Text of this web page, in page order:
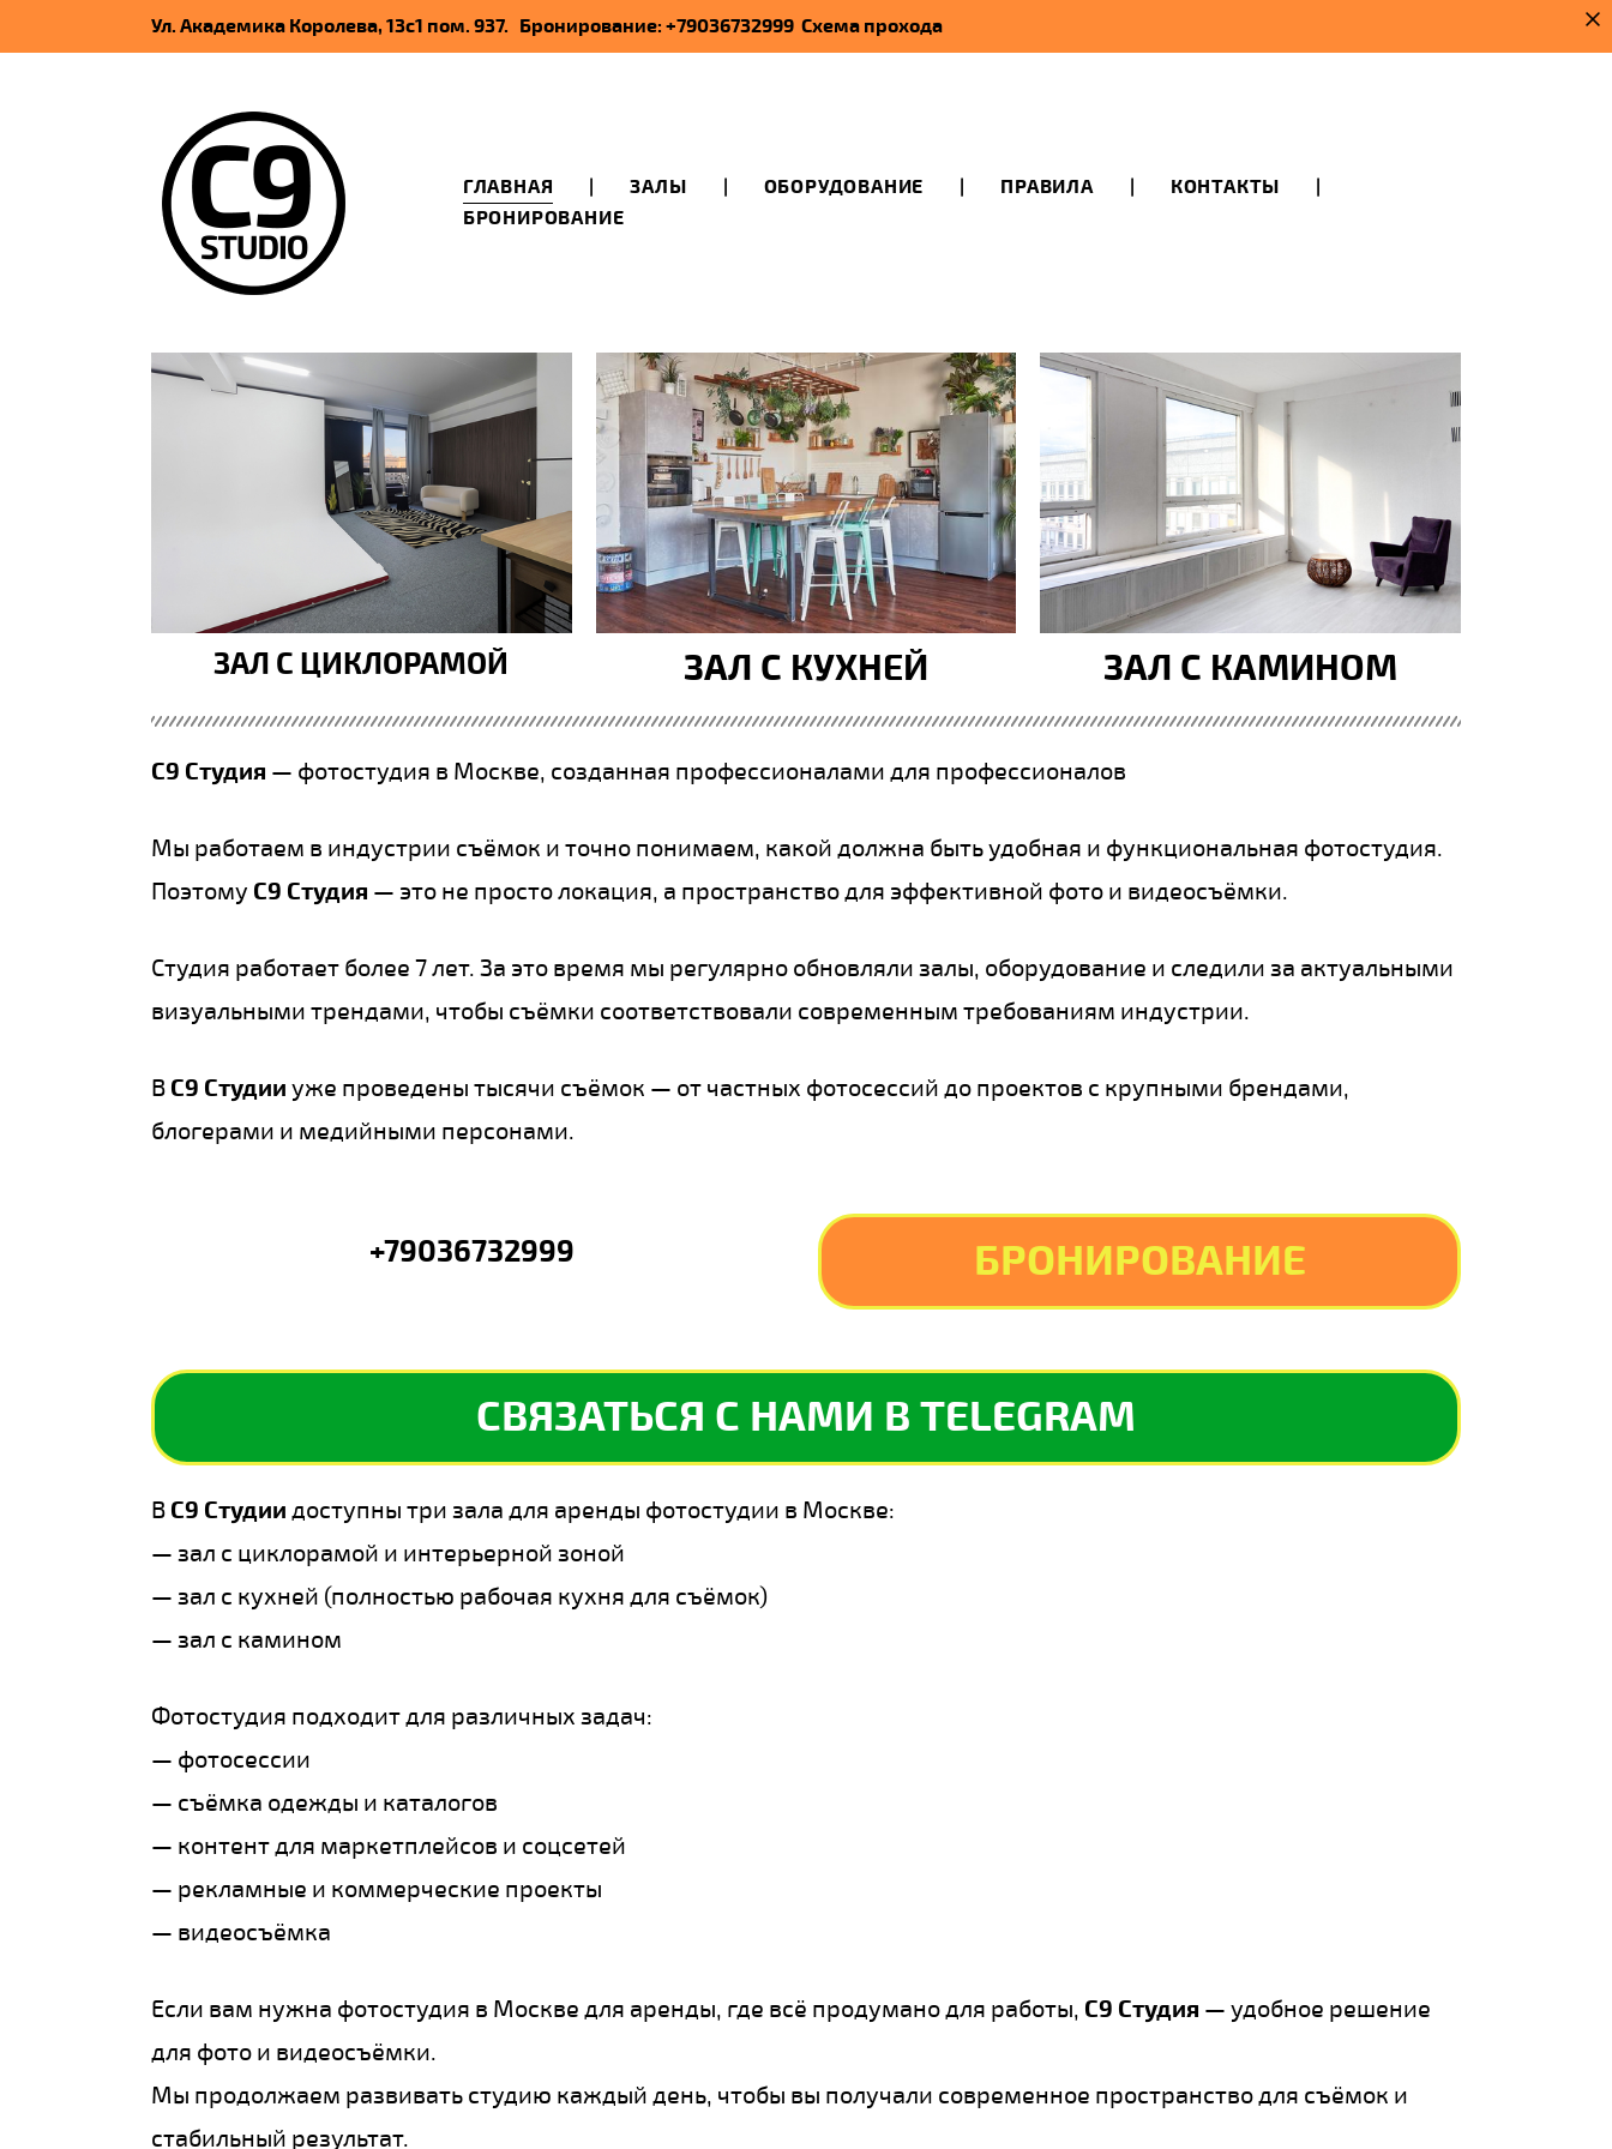
Ул. Академика Королева, 13c1 пом. 937. Бронирование: +79036732999 Схема прохода
ГЛАВНАЯ ЗАЛЫ ОБОРУДОВАНИЕ ПРАВИЛА КОНТАКТЫ
БРОНИРОВАНИЕ
ЗАЛ С ЦИКЛОРАМОЙ ЗАЛ С КУХНЕЙ ЗАЛ С КАМИНОМ
С9 Студия — фотостудия в Москве, созданная профессионалами для профессионалов
Мы работаем в индустрии съёмок и точно понимаем, какой должна быть удобная и функциональная фотостудия.
Поэтому С9 Студия — это не просто локация, а пространство для эффективной фото и видеосъёмки.
Студия работает более 7 лет. За это время мы регулярно обновляли залы, оборудование и следили за актуальными
визуальными трендами, чтобы съёмки соответствовали современным требованиям индустрии.
В С9 Студии уже проведены тысячи съёмок — от частных фотосессий до проектов с крупными брендами,
блогерами и медийными персонами.
+79036732999 БРОНИРОВАНИЕ
СВЯЗАТЬСЯ С НАМИ В TELEGRAM
В С9 Студии доступны три зала для аренды фотостудии в Москве:
— зал с циклорамой и интерьерной зоной
— зал с кухней (полностью рабочая кухня для съёмок)
— зал с камином
Фотостудия подходит для различных задач:
— фотосессии
— съёмка одежды и каталогов
— контент для маркетплейсов и соцсетей
— рекламные и коммерческие проекты
— видеосъёмка
Если вам нужна фотостудия в Москве для аренды, где всё продумано для работы, С9 Студия — удобное решение
для фото и видеосъёмки.
Мы продолжаем развивать студию каждый день, чтобы вы получали современное пространство для съёмок и
стабильный результат.